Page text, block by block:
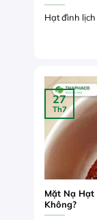
Hạt đình
Mặt Nạ Hạt
Không?
27
Th7